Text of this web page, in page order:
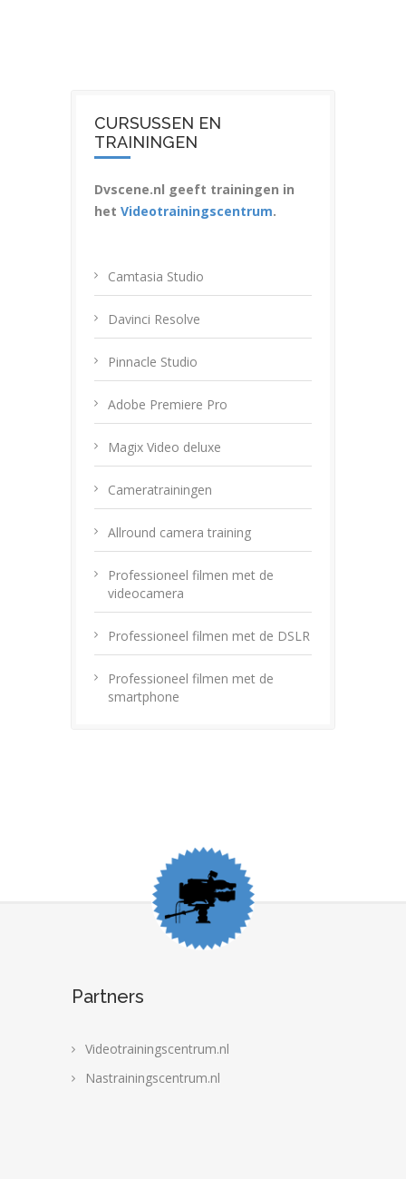
CURSUSSEN EN
TRAININGEN
Dvscene.nl geeft trainingen in
het Videotrainingscentrum.
Camtasia Studio
Davinci Resolve
Pinnacle Studio
Adobe Premiere Pro
Magix Video deluxe
Cameratrainingen
Allround camera training
Professioneel filmen met de
videocamera
Professioneel filmen met de DSLR
Professioneel filmen met de
smartphone
Partners
Videotrainingscentrum.nl
Nastrainingscentrum.nl